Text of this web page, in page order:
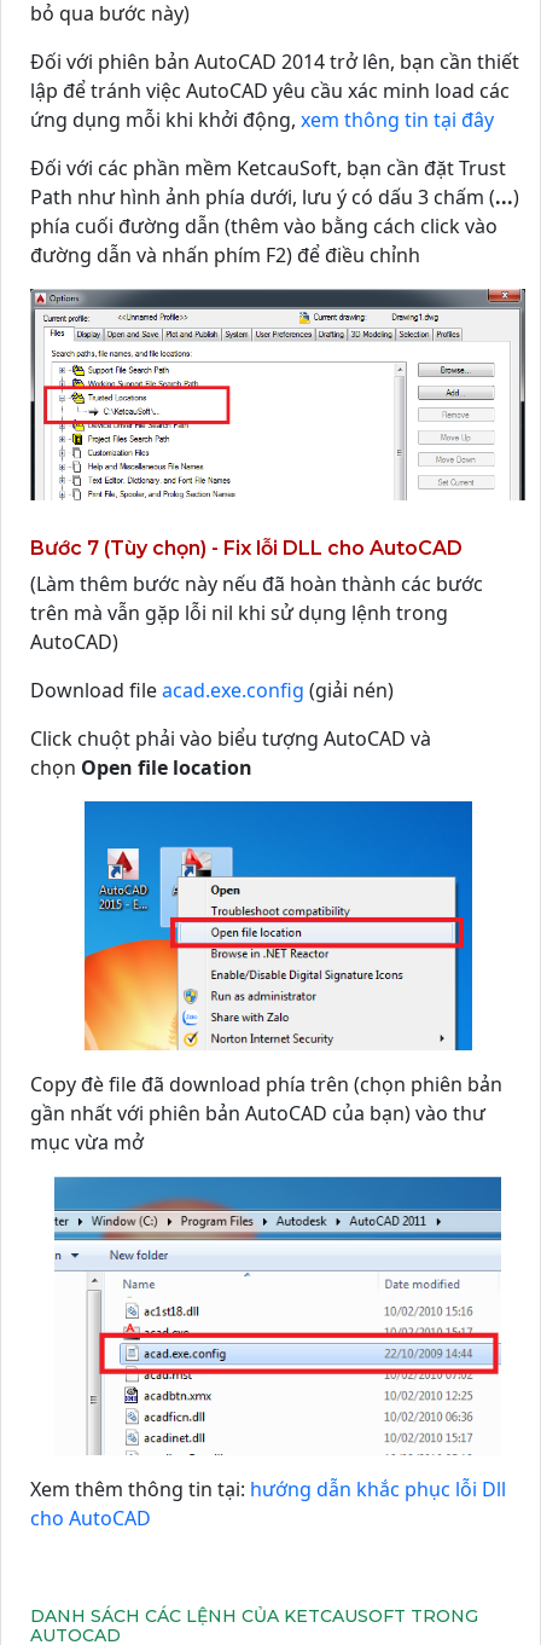
bỏ qua bước này)
Đối với phiên bản AutoCAD 2014 trở lên, bạn cần thiết
lập để tránh việc AutoCAD yêu cầu xác minh load các
ứng dụng mỗi khi khởi động, xem thông tin tại đây
Đối với các phần mềm KetcauSoft, bạn cần đặt Trust
Path như hình ảnh phía dưới, lưu ý có dấu 3 chấm (...)
phía cuối đường dẫn (thêm vào bằng cách click vào
đường dẫn và nhấn phím F2) để điều chỉnh
Bước 7 (Tùy chọn) - Fix lỗi DLL cho AutoCAD
(Làm thêm bước này nếu đã hoàn thành các bước
trên mà vẫn gặp lỗi nil khi sử dụng lệnh trong
AutoCAD)
Download fileacad.exe.config (giải nén)
Click chuột phải vào biểu tượng AutoCAD và
chọn Open file location
Copy đè file đã download phía trên (chọn phiên bản
gần nhất với phiên bản AutoCAD của bạn) vào thư
mục vừa mở
Xem thêm thông tin tại: hướng dẫn khắc phục lỗi Dll
cho AutoCAD
DANH SÁCH CÁC LỆNH CỦA KETCAUSOFT TRONG
AUTOCAD